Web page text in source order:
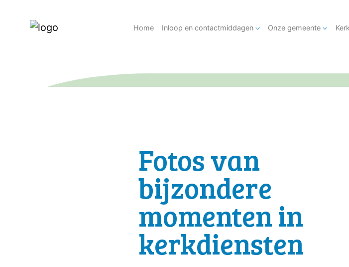
Home Inloop en contactmiddagen Onze gemeente
Fotos van
bijzondere
momenten in
kerkdiensten